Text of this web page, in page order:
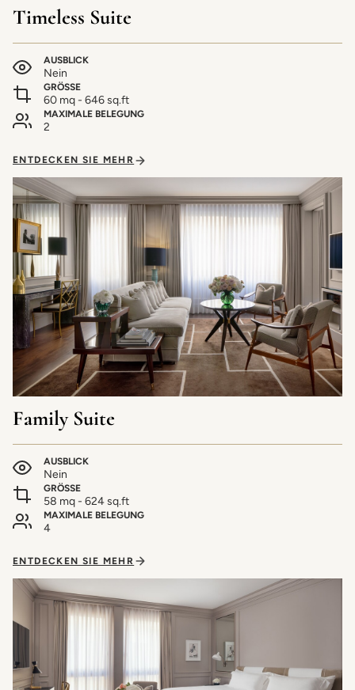
Timeless Suite
AUSBLICK
Nein
GRÖSSE
60 mq - 646 sq.ft
MAXIMALE BELEGUNG
2
ENTDECKEN SIE MEHR
Family Suite
AUSBLICK
Nein
GRÖSSE
58 mq - 624 sq.ft
MAXIMALE BELEGUNG
4
ENTDECKEN SIE MEHR